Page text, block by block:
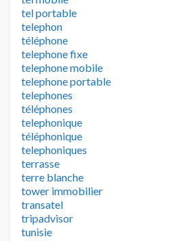
tel portable
telephon
téléphone
telephone fixe
telephone mobile
telephone portable
telephones
téléphones
telephonique
téléphonique
telephoniques
terrasse
terre blanche
tower immobilier
transatel
tripadvisor
tunisie